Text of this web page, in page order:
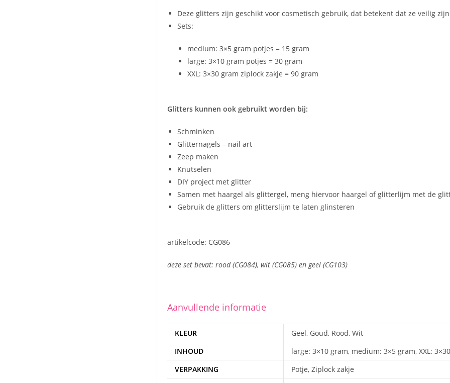
Deze glitters zijn geschikt voor cosmetisch gebruik, dat betekent dat ze veilig
Sets:
medium: 3×5 gram potjes = 15 gram
large: 3×10 gram potjes = 30 gram
XXL: 3×30 gram ziplock zakje = 90 gram
Glitters kunnen ook gebruikt worden bij:
Schminken
Glitternagels – nail art
Zeep maken
Knutselen
DIY project met glitter
Samen met haargel als glittergel, meng hiervoor haargel of glitterlijm met de
Gebruik de glitters om glitterslijm te laten glinsteren
artikelcode: CG086
deze set bevat: rood (CG084), wit (CG085) en geel (CG103)
Aanvullende informatie
KLEUR
Geel, Goud, Rood, Wit
INHOUD
large: 3×10 gram, medium: 3×5 gram, XXL: 3×30
VERPAKKING
Potje, Ziplock zakje